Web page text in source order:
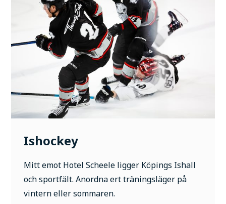
Ishockey
Mitt emot Hotel Scheele ligger Köpings Ishall
och sportfält. Anordna ert träningsläger på
vintern eller sommaren.